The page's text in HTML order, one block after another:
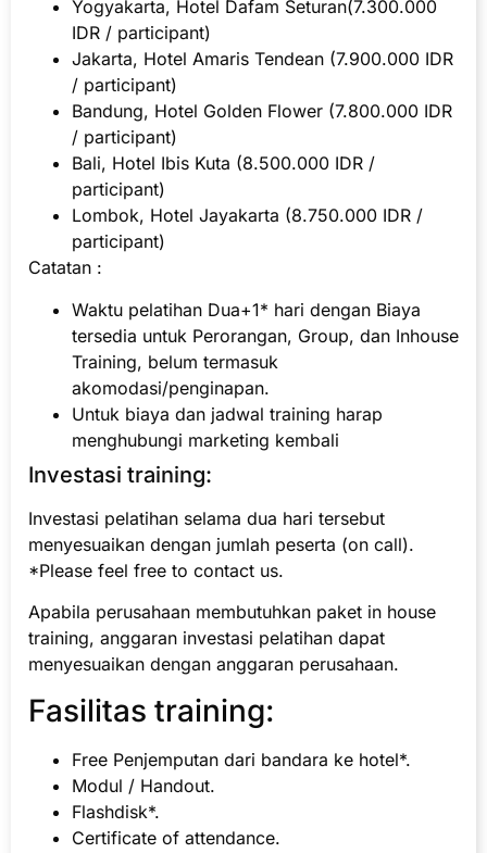
Yogyakarta, Hotel Dafam Seturan(7.300.000
IDR / participant)
Jakarta, Hotel Amaris Tendean (7.900.000 IDR
/ participant)
Bandung, Hotel Golden Flower (7.800.000 IDR
/ participant)
Bali, Hotel Ibis Kuta (8.500.000 IDR /
participant)
Lombok, Hotel Jayakarta (8.750.000 IDR /
participant)
Catatan :
Waktu pelatihan Dua+1* hari dengan Biaya
tersedia untuk Perorangan, Group, dan Inhouse
Training, belum termasuk
akomodasi/penginapan.
Untuk biaya dan jadwal training harap
menghubungi marketing kembali
Investasi training:
Investasi pelatihan selama dua hari tersebut
menyesuaikan dengan jumlah peserta (on call).
*Please feel free to contact us.
Apabila perusahaan membutuhkan paket in house
training, anggaran investasi pelatihan dapat
menyesuaikan dengan anggaran perusahaan.
Fasilitas training:
Free Penjemputan dari bandara ke hotel*.
Modul / Handout.
Flashdisk*.
Certificate of attendance.